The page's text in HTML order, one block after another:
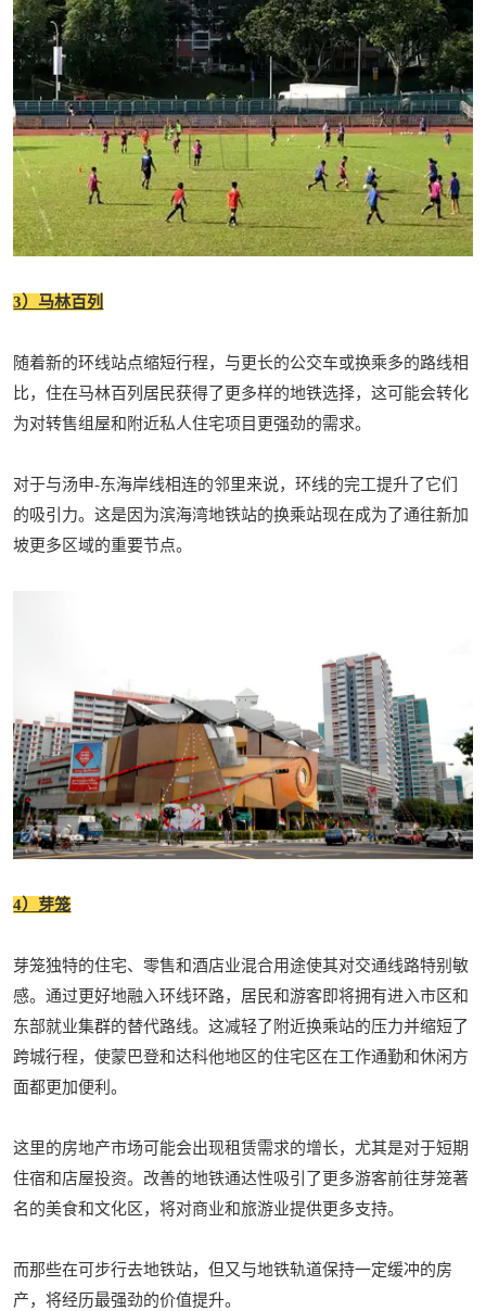
3）马林百列
随着新的环线站点缩短行程，与更长的公交车或换乘多的路线相
比，住在马林百列居民获得了更多样的地铁选择，这可能会转化
为对转售组屋和附近私人住宅项目更强劲的需求。
对于与汤申-东海岸线相连的邻里来说，环线的完工提升了它们
的吸引力。这是因为滨海湾地铁站的换乘站现在成为了通往新加
坡更多区域的重要节点。
4）芽笼
芽笼独特的住宅、零售和酒店业混合用途使其对交通线路特别敏
感。通过更好地融入环线环路，居民和游客即将拥有进入市区和
东部就业集群的替代路线。这减轻了附近换乘站的压力并缩短了
跨城行程，使蒙巴登和达科他地区的住宅区在工作通勤和休闲方
面都更加便利。
这里的房地产市场可能会出现租赁需求的增长，尤其是对于短期
住宿和店屋投资。改善的地铁通达性吸引了更多游客前往芽笼著
名的美食和文化区，将对商业和旅游业提供更多支持。
而那些在可步行去地铁站，但又与地铁轨道保持一定缓冲的房
产，将经历最强劲的价值提升。